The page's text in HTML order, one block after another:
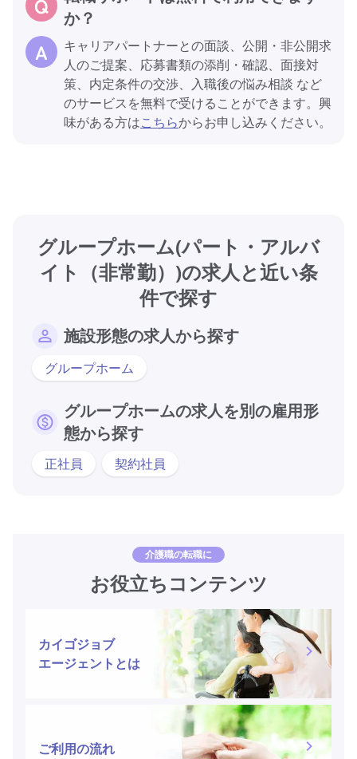
か？
キャリアパートナーとの面談、公開・非公開求
人のご提案、応募書類の添削・確認、面接対
策、内定条件の交渉、入職後の悩み相談 など
のサービスを無料で受けることができます。興
味がある方はこちらからお申し込みください。
グループホーム(パート・アルバ
イト（非常勤）)の求人と近い条
件で探す
施設形態の求人から探す
グループホーム
グループホームの求人を別の雇用形
態から探す
正社員 契約社員
介護職の転職に
お役立ちコンテンツ
カイゴジョブ
エージェントとは
ご利用の流れ